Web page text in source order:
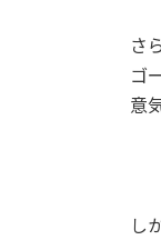
さ
ゴ
意
し